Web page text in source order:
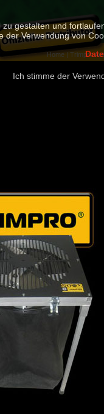
Home | Trimpro
gestalten und
der Verwendung von
Ich stimme der